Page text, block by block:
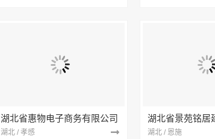
湖北省惠物电子商务有限公司
湖北 / 孝感 湖北 / 恩施